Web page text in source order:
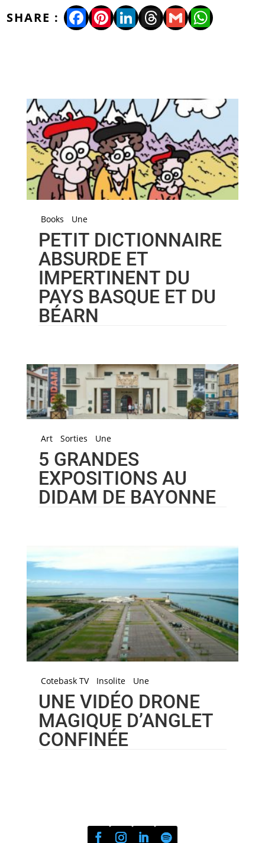
Facebook
Pinterest
LinkedIn
Threads
Gmail
Books Une
PETIT DICTIONNAIRE
ABSURDE ET
IMPERTINENT DU
PAYS BASQUE ET DU
BÉARN
Art Sorties Une
5 GRANDES
EXPOSITIONS AU
DIDAM DE BAYONNE
Cotebask TV Insolite Une
UNE VIDÉO DRONE
MAGIQUE D’ANGLET
CONFINÉE